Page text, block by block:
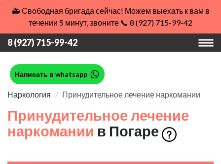
🚑 Свободная бригада сейчас! Можем выехать к вам в
течении 5 минут, звоните 📞 8 (927) 715-99-42
8 (927) 715-99-42
Написать в whatsapp
Наркология Принудительное лечение наркомании
Принудительное лечение
наркомании в Погаре